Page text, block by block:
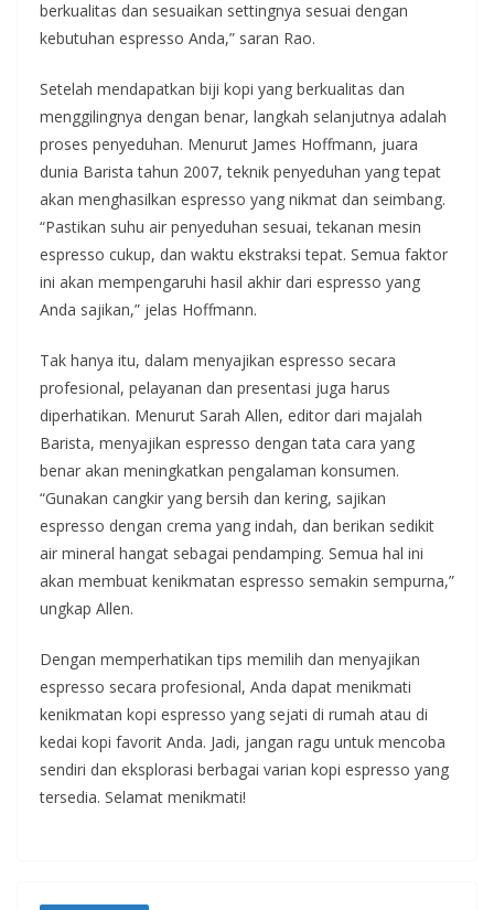
berkualitas dan sesuaikan settingnya sesuai dengan
kebutuhan espresso Anda,” saran Rao.
Setelah mendapatkan biji kopi yang berkualitas dan
menggilingnya dengan benar, langkah selanjutnya adalah
proses penyeduhan. Menurut James Hoffmann, juara
dunia Barista tahun 2007, teknik penyeduhan yang tepat
akan menghasilkan espresso yang nikmat dan seimbang.
“Pastikan suhu air penyeduhan sesuai, tekanan mesin
espresso cukup, dan waktu ekstraksi tepat. Semua faktor
ini akan mempengaruhi hasil akhir dari espresso yang
Anda sajikan,” jelas Hoffmann.
Tak hanya itu, dalam menyajikan espresso secara
profesional, pelayanan dan presentasi juga harus
diperhatikan. Menurut Sarah Allen, editor dari majalah
Barista, menyajikan espresso dengan tata cara yang
benar akan meningkatkan pengalaman konsumen.
“Gunakan cangkir yang bersih dan kering, sajikan
espresso dengan crema yang indah, dan berikan sedikit
air mineral hangat sebagai pendamping. Semua hal ini
akan membuat kenikmatan espresso semakin sempurna,”
ungkap Allen.
Dengan memperhatikan tips memilih dan menyajikan
espresso secara profesional, Anda dapat menikmati
kenikmatan kopi espresso yang sejati di rumah atau di
kedai kopi favorit Anda. Jadi, jangan ragu untuk mencoba
sendiri dan eksplorasi berbagai varian kopi espresso yang
tersedia. Selamat menikmati!